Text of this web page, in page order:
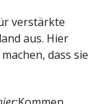
verstärkte
aus. Hier
dass sie